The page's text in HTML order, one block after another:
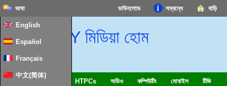
বাড়ি
সম্বন্ধে
ডাউনলোড
ভাষা
English
Español
Français
中文(简体)
DIY মিডিয়া হোম
SmartHome & IOT HTPCs অডিও কম্পিউটিং মোবাইল টিভি